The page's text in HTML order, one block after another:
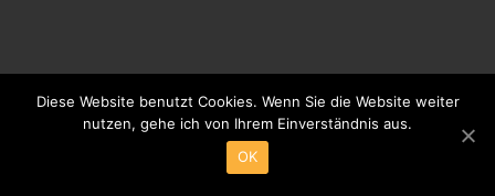
Diese Website benutzt Cookies. Wenn Sie die Website weiter
nutzen, gehe ich von Ihrem Einverständnis aus.
OK